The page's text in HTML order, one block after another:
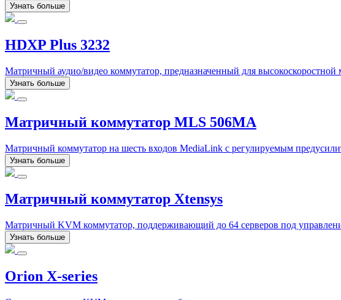
Узнать больше
HDXP Plus 3232
Матричный аудио/видео коммутатор, предназначенный для
Узнать больше
Матричный коммутатор MLS 506MA
Матричный коммутатор на шесть входов MediaLink с регулируемым
Узнать больше
Матричный коммутатор Xtensys
Матричный KVM коммутатор, поддерживающий до 64 серверов под
Узнать больше
Orion X-series